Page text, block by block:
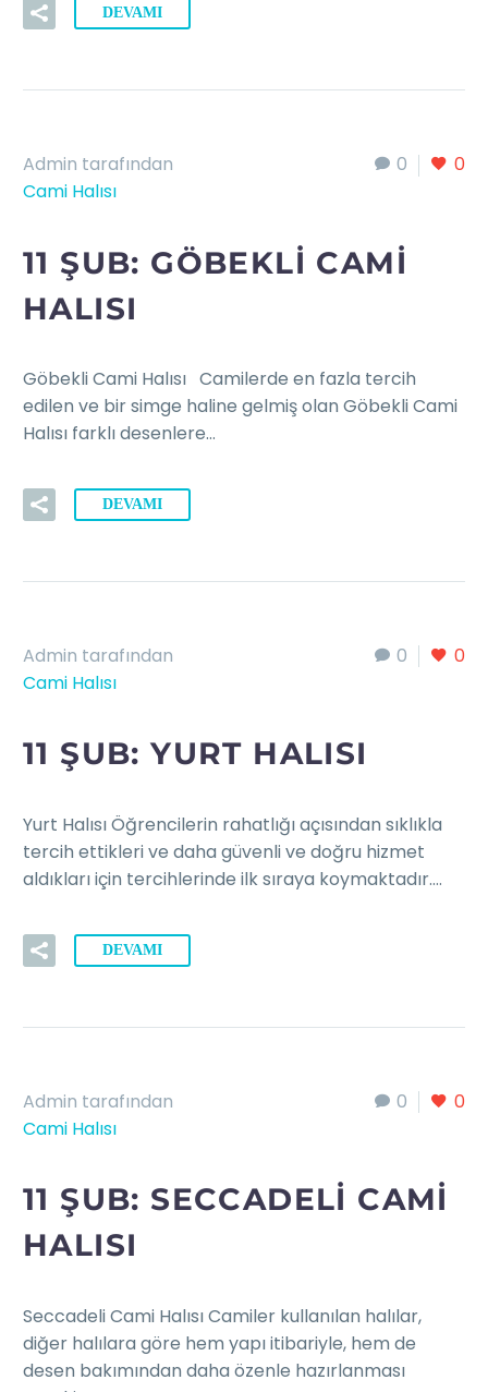
DEVAMI
0 0
Admin tarafından
Cami Halısı
11 ŞUB: GÖBEKLI CAMI
HALISI
Göbekli Cami Halısı Camilerde en fazla tercih
edilen ve bir simge haline gelmiş olan Göbekli Cami
Halısı farklı desenlere…
DEVAMI
0 0
Admin tarafından
Cami Halısı
11 ŞUB:YURT HALISI
Yurt Halısı Öğrencilerin rahatlığı açısından sıklıkla
tercih ettikleri ve daha güvenli ve doğru hizmet
aldıkları için tercihlerinde ilk sıraya koymaktadır….
DEVAMI
0 0
Admin tarafından
Cami Halısı
11 ŞUB: SECCADELI CAMI
HALISI
Seccadeli Cami Halısı Camiler kullanılan halılar,
diğer halılara göre hem yapı itibariyle, hem de
desen bakımından daha özenle hazırlanması